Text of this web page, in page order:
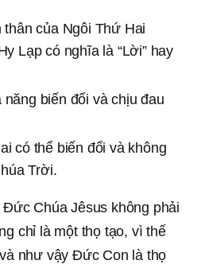
của Ngôi Thứ Hai
Lạp có nghĩa là “Lời” hay
biến đổi và chịu đau
có thể biến đổi và không
Trời.
Chúa Jêsus không phải
chỉ là một thọ tạo, vì thế
như vậy Đức Con là thọ